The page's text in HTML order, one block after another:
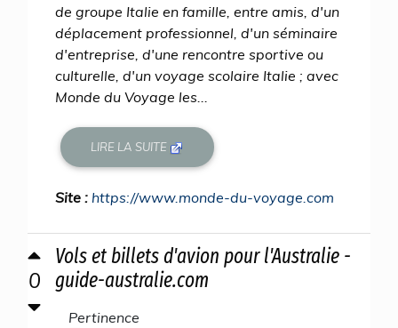
de groupe Italie en famille, entre amis, d'un
déplacement professionnel, d'un séminaire
d'entreprise, d'une rencontre sportive ou
culturelle, d'un voyage scolaire Italie ; avec
Monde du Voyage les...
LIRE LA SUITE
Site : https://www.monde-du-voyage.com
0
Vols et billets d'avion pour l'Australie -
guide-australie.com
Pertinence